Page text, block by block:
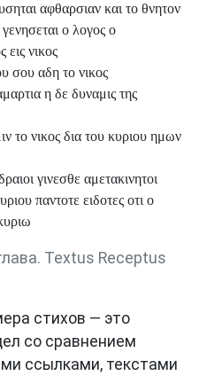
αφθαρσιαν και το θνητον
ο λογος ο
νικος
σου αδη το νικος
η δε δυναμις της
το νικος δια του κυριου ημων
γινεσθε αμετακινητοι
παντοτε ειδοτες οτι ο
Textus Receptus
стихов — это
со сравнением
ссылками, текстами